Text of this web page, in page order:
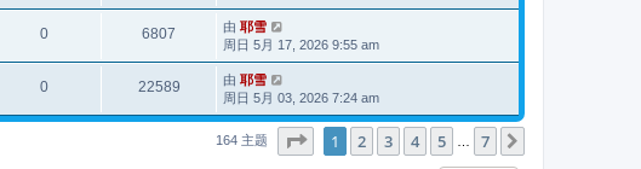
0 6807 由 耶雪
周日 5月 17, 2026 9:55 am
0 22589 由 耶雪
周日 5月 03, 2026 7:24 am
164 主题 分页： 1 7
1 2 3 4 5 7